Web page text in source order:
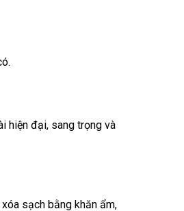
hiện đại, sang trọng và
sạch bằng khăn ẩm,